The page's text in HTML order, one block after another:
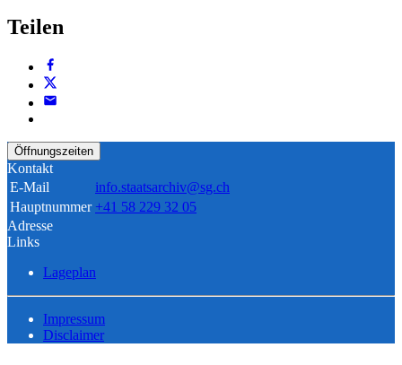
Teilen
Öffnungszeiten
Kontakt
E-Mail
info.staatsarchiv@sg.ch
Hauptnummer +41 58 229 32 05
Adresse
Links
Lageplan
Impressum
Disclaimer